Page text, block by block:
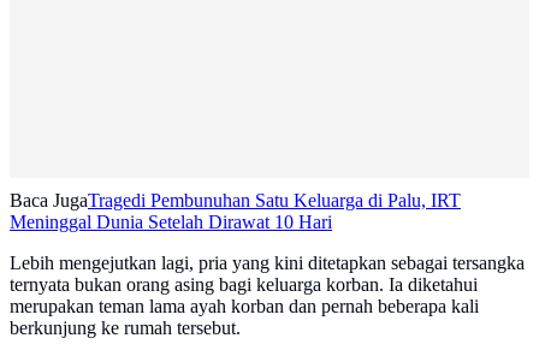
Baca JugaTragedi Pembunuhan Satu Keluarga di Palu, IRT
Meninggal Dunia Setelah Dirawat 10 Hari
Lebih mengejutkan lagi, pria yang kini ditetapkan sebagai tersangka
ternyata bukan orang asing bagi keluarga korban. Ia diketahui
merupakan teman lama ayah korban dan pernah beberapa kali
berkunjung ke rumah tersebut.